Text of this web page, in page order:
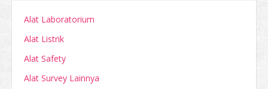
Alat Laboratorium
Alat Listrik
Alat Safety
Alat Survey Lainnya